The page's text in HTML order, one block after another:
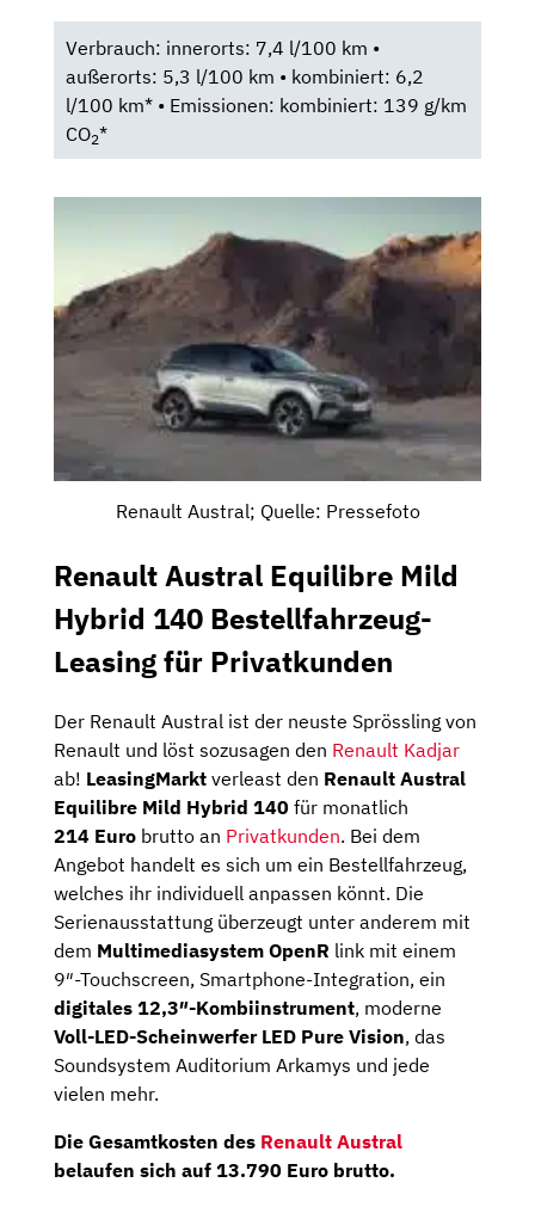
Verbrauch: innerorts: 7,4 l/100 km •
außerorts: 5,3 l/100 km • kombiniert: 6,2
l/100 km* • Emissionen: kombiniert: 139 g/km
CO2*
Renault Austral; Quelle: Pressefoto
Renault Austral Equilibre Mild
Hybrid 140 Bestellfahrzeug-
Leasing für Privatkunden
Der Renault Austral ist der neuste Sprössling von
Renault und löst sozusagen den Renault Kadjar
ab! LeasingMarkt verleast den Renault Austral
Equilibre Mild Hybrid 140 für monatlich
214 Euro brutto an Privatkunden. Bei dem
Angebot handelt es sich um ein Bestellfahrzeug,
welches ihr individuell anpassen könnt. Die
Serienausstattung überzeugt unter anderem mit
dem Multimediasystem OpenR link mit einem
9″-Touchscreen, Smartphone-Integration, ein
digitales 12,3″-Kombiinstrument, moderne
Voll-LED-Scheinwerfer LED Pure Vision, das
Soundsystem Auditorium Arkamys und jede
vielen mehr.
Die Gesamtkosten des Renault Austral
belaufen sich auf 13.790 Euro brutto.